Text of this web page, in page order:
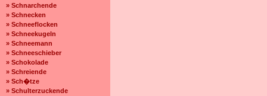
» Schnarchende
» Schnecken
» Schneeflocken
» Schneekugeln
» Schneemann
» Schneeschieber
» Schokolade
» Schreiende
» Sch�tze
» Schulterzuckende